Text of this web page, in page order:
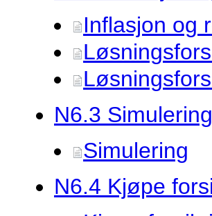
Inflasjon og
N6.3 Simulering
Simulering
N6.4 Kjøpe